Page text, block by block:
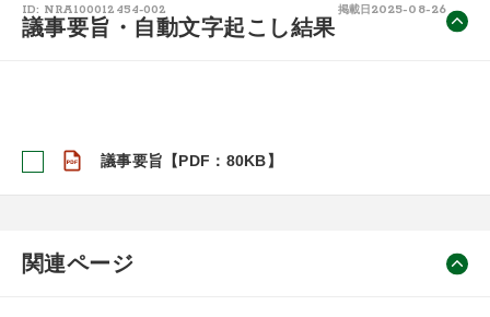
ID: NRA100012454-002 掲載日 2025-08-26
議事要旨・自動文字起こし結果
議事要旨【PDF：80KB】
関連ページ